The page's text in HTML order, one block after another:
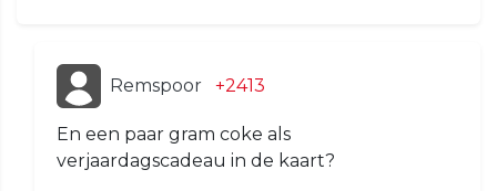
Remspoor +2413
En een paar gram coke als
verjaardagscadeau in de kaart?